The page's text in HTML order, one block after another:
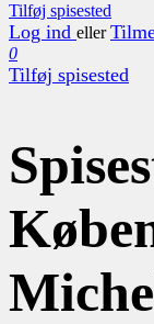
Tilføj spisested
Log ind eller
0
Tilføj spisested